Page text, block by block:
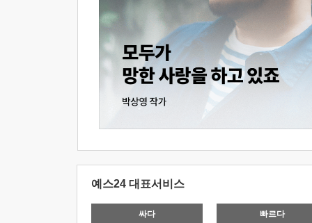
예스24 대표서비스
싸다 빠르다